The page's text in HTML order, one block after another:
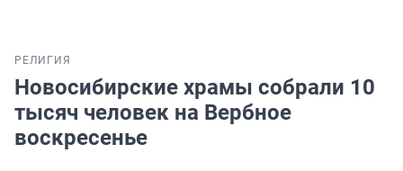
РЕЛИГИЯ
Новосибирские храмы собрали 10
тысяч человек на Вербное
воскресенье